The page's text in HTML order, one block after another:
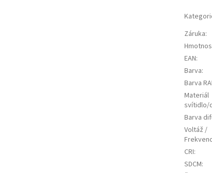
Záruka:
EAN:
Barva:
Barva
Materiál
svítidlo/
Barva
Voltáž /
CRI:
SDCM: